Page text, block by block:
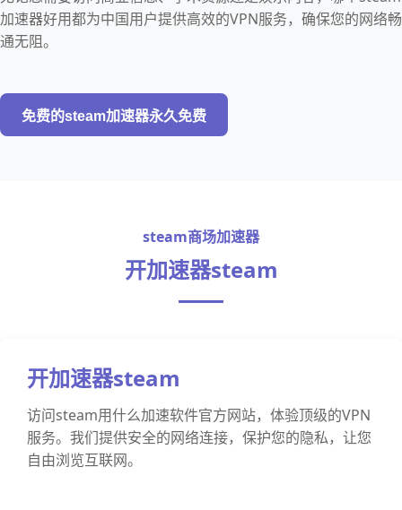
加速器好用都为中国用户提供高效的VPN服务，确保您的网络畅
通无阻。
免费的steam加速器永久免费
steam商场加速器
开加速器steam
开加速器steam
访问steam用什么加速软件官方网站，体验顶级的VPN
服务。我们提供安全的网络连接，保护您的隐私，让您
自由浏览互联网。